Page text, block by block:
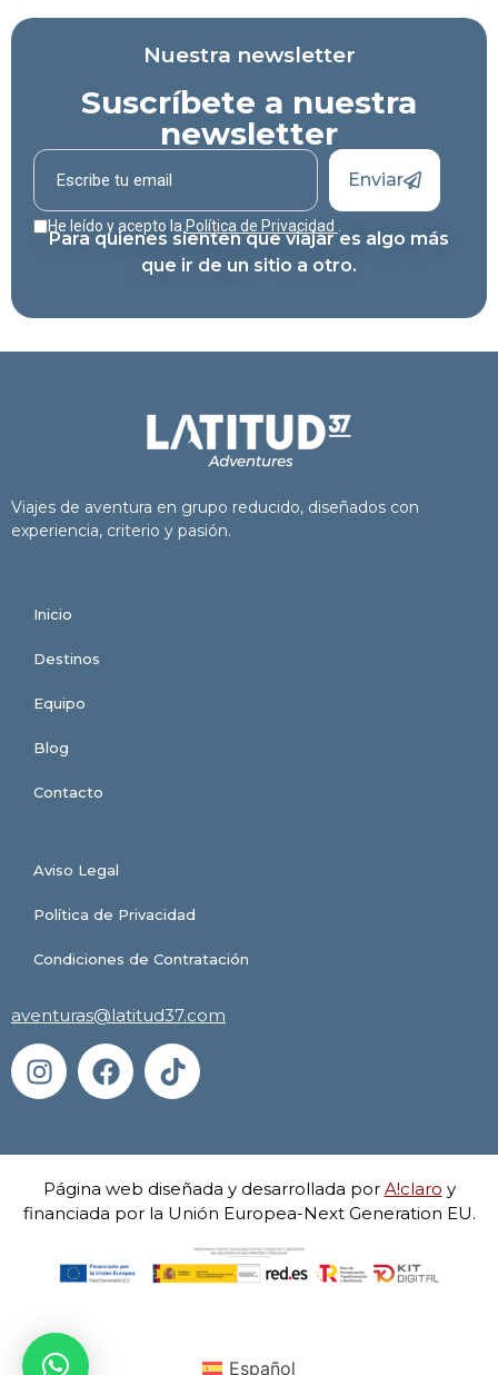
Nuestra newsletter
Suscríbete a nuestra
newsletter
He leído y acepto la Política de Privacidad
Enviar
Para quienes sienten que viajar es algo más
que ir de un sitio a otro.
Viajes de aventura en grupo reducido, diseñados con
experiencia, criterio y pasión.
Inicio
Destinos
Equipo
Blog
Contacto
Aviso Legal
Política de Privacidad
Condiciones de Contratación
aventuras@latitud37.com
Página web diseñada y desarrollada por A!claro y
financiada por la Unión Europea-Next Generation EU.
Español